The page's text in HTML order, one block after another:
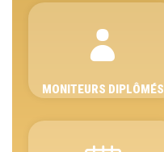
MONITEURS DIPLÔMÉS